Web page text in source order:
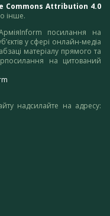
Commons Attribution 4.0
інше.
посилання на
у сфері онлайн-медіа
матеріалу прямого та
на цитований
надсилайте на адресу: